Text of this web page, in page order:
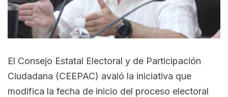
El Consejo Estatal Electoral y de Participación
Ciudadana (CEEPAC) avaló la iniciativa que
modifica la fecha de inicio del proceso electoral